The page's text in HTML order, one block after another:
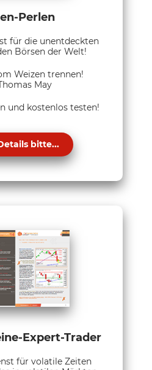
Perlen
für die unentdeckten
Börsen der Welt!
Weizen trennen!
May
und kostenlos testen!
bitte...
Expert-Trader
für volatile Zeiten